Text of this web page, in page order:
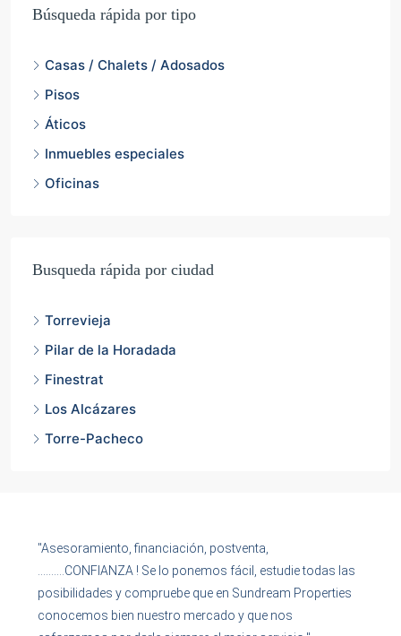
Búsqueda rápida por tipo
Casas / Chalets / Adosados
Pisos
Áticos
Inmuebles especiales
Oficinas
Busqueda rápida por ciudad
Torrevieja
Pilar de la Horadada
Finestrat
Los Alcázares
Torre-Pacheco
"Asesoramiento, financiación, postventa,
……….CONFIANZA ! Se lo ponemos fácil, estudie todas las
posibilidades y compruebe que en Sundream Properties
conocemos bien nuestro mercado y que nos